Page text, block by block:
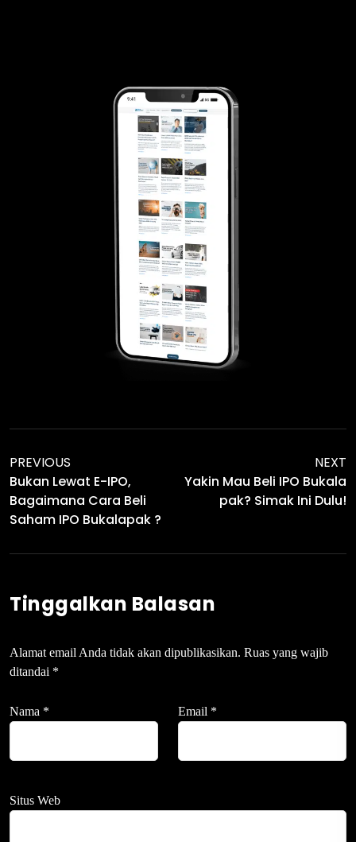
PREVIOUS
Bukan Lewat E-IPO,
Bagaimana Cara Beli
Saham IPO Bukalapak ?
NEXT
Yakin Mau Beli IPO Bukala
Pak? Simak Ini Dulu!
Tinggalkan Balasan
Alamat email Anda tidak akan dipublikasikan. Ruas yang wajib
ditandai *
Nama * Email *
Situs Web